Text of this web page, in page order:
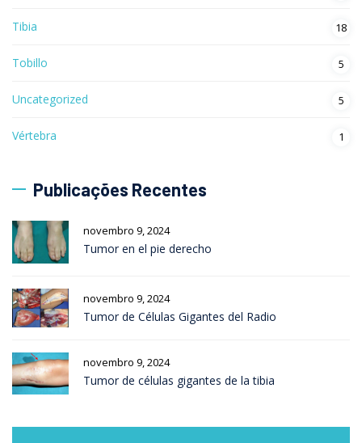
Tibia 18
Tobillo 5
Uncategorized 5
Vértebra 1
Publicações Recentes
novembro 9, 2024
Tumor en el pie derecho
novembro 9, 2024
Tumor de Células Gigantes del Radio
novembro 9, 2024
Tumor de células gigantes de la tibia